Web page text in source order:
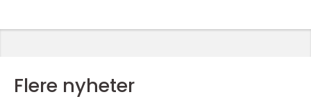
Flere nyheter